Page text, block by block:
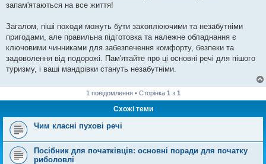
запам'ятаються на все життя!
Загалом, піші походи можуть бути захоплюючими та незабутніми
пригодами, але правильна підготовка та належне обладнання є
ключовими чинниками для забезпечення комфорту, безпеки та
задоволення від подорожі. Пам'ятайте про ці основні речі для пішого
туризму, і ваші мандрівки стануть незабутніми.
1 повідомлення • Сторінка 1з 1
Схожі теми
Чим класні пухові речі
Посібник для початківців: основні поради для початку
риболовлі